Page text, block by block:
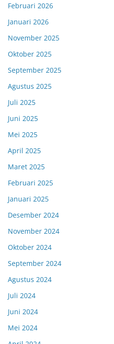
Februari 2026
Januari 2026
November 2025
Oktober 2025
September 2025
Agustus 2025
Juli 2025
Juni 2025
Mei 2025
April 2025
Maret 2025
Februari 2025
Januari 2025
Desember 2024
November 2024
Oktober 2024
September 2024
Agustus 2024
Juli 2024
Juni 2024
Mei 2024